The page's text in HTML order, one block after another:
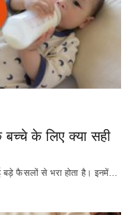
बच्चे के लिए क्या सही
बड़े फैसलों से भरा होता है। इनमें…